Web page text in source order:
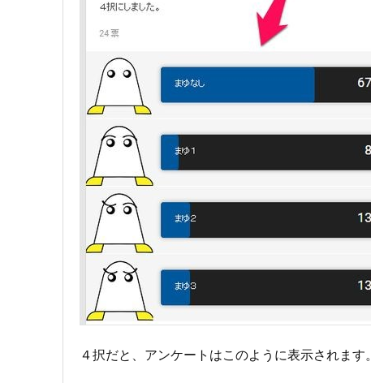
４択だと、アンケートはこのように表示されます。